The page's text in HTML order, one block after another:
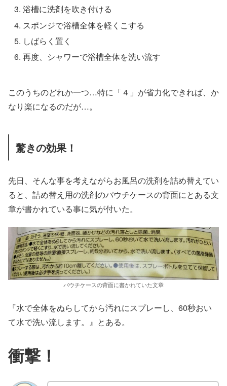
浴槽に洗剤を吹き付ける
スポンジで浴槽全体を軽くこする
しばらく置く
再度、シャワーで浴槽全体を洗い流す
このうちのどれか一つ…特に「４」が省力化できれば、か
なり楽になるのだが…。
驚きの効果！
先日、そんな事を考えながらお風呂の洗剤を詰め替えてい
ると、詰め替え用の洗剤のパウチケースの背面にとある文
章が書かれている事に気が付いた。
パウチケースの背面に書かれていた文章
『水で全体をぬらしてから汚れにスプレーし、60秒おい
て水で洗い流します。』とある。
衝撃！